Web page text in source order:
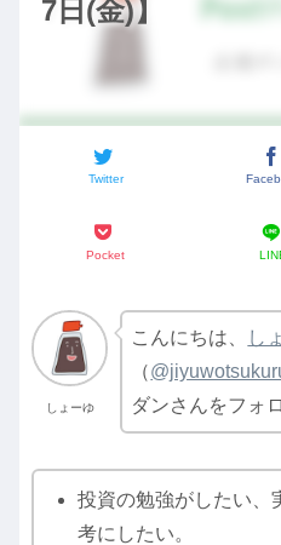
7日(金)】
Twitter
Pocket
しょーゆ
こんにちは、
し
（
ダンさんをフォ
投資の勉強がしたい、
考にしたい。